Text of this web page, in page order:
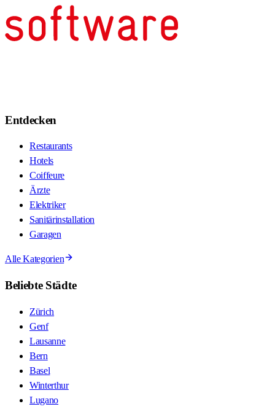
Entdecken
Restaurants
Hotels
Coiffeure
Ärzte
Elektriker
Sanitärinstallation
Garagen
Alle Kategorien
Beliebte Städte
Zürich
Genf
Lausanne
Bern
Basel
Winterthur
Lugano